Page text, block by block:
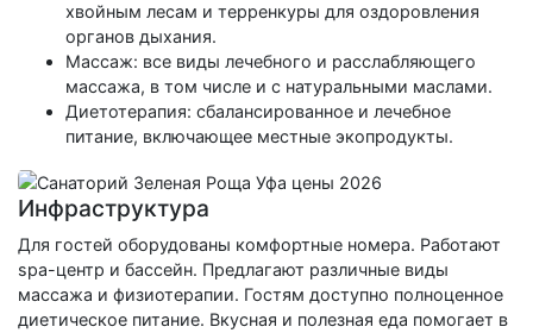
хвойным лесам и терренкуры для оздоровления
органов дыхания.
Массаж: все виды лечебного и расслабляющего
массажа, в том числе и с натуральными маслами.
Диетотерапия: сбалансированное и лечебное
питание, включающее местные экопродукты.
Инфраструктура
Для гостей оборудованы комфортные номера. Работают
spa-центр и бассейн. Предлагают различные виды
массажа и физиотерапии. Гостям доступно полноценное
диетическое питание. Вкусная и полезная еда помогает в